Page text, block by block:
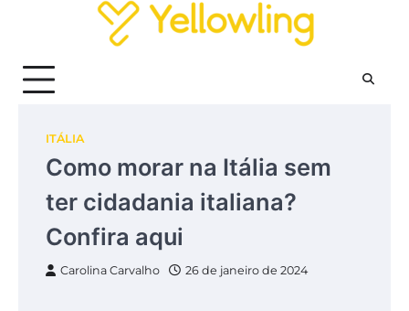
ITÁLIA
Como morar na Itália sem
ter cidadania italiana?
Confira aqui
Carolina Carvalho 26 de janeiro de 2024